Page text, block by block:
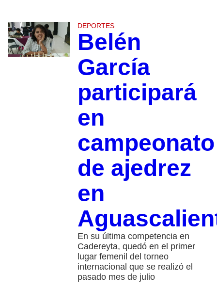
DEPORTES
Belén
García
participará
en
campeonato
de ajedrez
en
En su última competencia en
Cadereyta, quedó en el primer
lugar femenil del torneo
internacional que se realizó el
pasado mes de julio